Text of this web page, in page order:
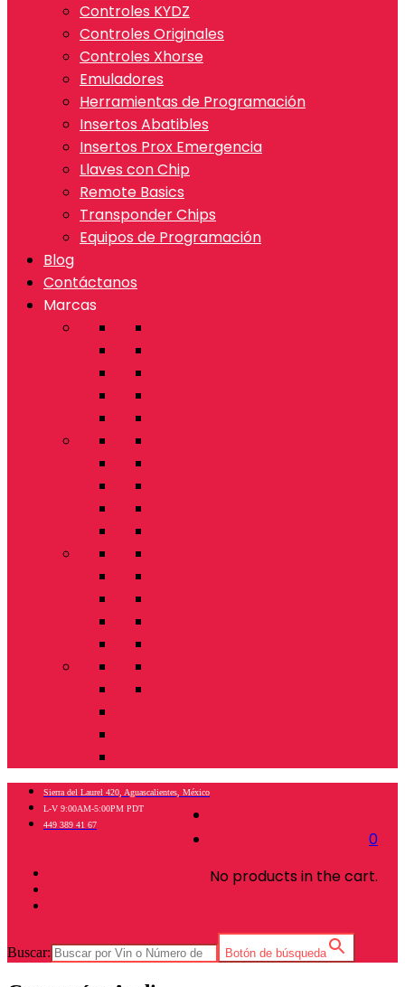
Controles KYDZ
Controles Originales
Controles Xhorse
Emuladores
Herramientas de Programación
Insertos Abatibles
Insertos Prox Emergencia
Llaves con Chip
Remote Basics
Transponder Chips
Equipos de Programación
Blog
Contáctanos
Marcas
0
No products in the cart.
Sierra del Laurel 420, Aguascalientes, México
L-V 9:00AM-5:00PM PDT
449 389 41 67
Buscar: Botón de búsqueda